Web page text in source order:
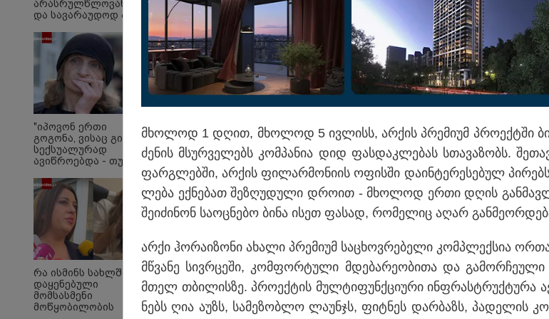
"ჩემი შეფასებით, თუ საქმე ტექნიკურ პრობლემას
ეხება, მისი აღმოფხვრა შესაძლებელია და არ
ვფიქრობ, რომ ეს ზამთარში მასშტაბურ
ენერგოკრიზისში გადაიზრდება"
არასრულწლოვანების
და სავარაუდოდ არა
არასრულწლოვანების
ჯგუფი" - რა
ინფორმაციას
ავრცელებს
ადვოკატი?
"იპოვონ ერთი
გოგონა, ვისაც გიგა
სექსუალურად
ავიწროებდა - თუ
ლარს
ოფიციალურად,
სახალხოდ გადავცემ"
- ეკა კუპატაძე
განცხადებას
ავრცელებს
რა ისმინს სახლში
დაყენებული
მომსასმენი
მოწყობილობის
მხო­ლოდ 1 დღით, მხო­ლოდ 5 ივ­ლისს, არ­ქის პრე­მი­უმ პრო­ექ­ტში
ძე­ნის მსურ­ვე­ლებს კომ­პა­ნია დიდ ფას­დაკ­ლე­ბას სთა­ვა­ზობს.
ფარ­გლებ­ში, არ­ქის ფი­ლარ­მო­ნი­ის ოფის­ში და­ინ­ტე­რე­სე­ბულ
ლე­ბა ექ­ნე­ბათ შე­ზღუ­დუ­ლი დრო­ით - მხო­ლოდ ერთი დღის
შე­ი­ძი­ნონ სა­ოც­ნე­ბო ბინა ისეთ ფა­სად, რო­მე­ლიც აღარ
არქი ჰო­რა­ი­ზო­ნი ახა­ლი პრე­მი­უმ სა­ცხოვ­რე­ბე­ლი კომ­პლექ­სია
მწვა­ნე სივ­რცე­ში, კომ­ფორ­ტუ­ლი მდე­ბა­რე­ო­ბი­თა და
მთელ თბი­ლის­ზე. პრო­ექ­ტის მულ­ტი­ფუნ­ქცი­უ­რი ინფრას­ტრუქ­ტუ­რა
ნებს ღია აუზს, სა­მე­ზობ­ლო ლა­უნჯს, ფიტ­ნეს დარ­ბაზს, პა­დე­ლის